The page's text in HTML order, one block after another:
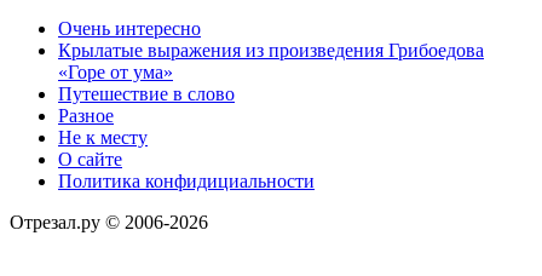
Очень интересно
Крылатые выражения из произведения Грибоедова
«Горе от ума»
Путешествие в слово
Разное
Не к месту
О сайте
Политика конфидициальности
Отрезал.ру © 2006-2026